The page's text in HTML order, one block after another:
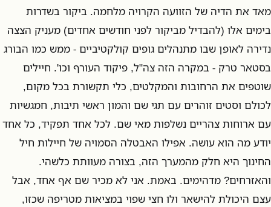
מאד את הדיה של הזוועה הקרויה מלחמה. ביקור בשדרות
בימים אלו (להבדיל מביקור לפני חודשים אחדים) מעניק הצצה
נדירה לאופן שבו מתנהלים גופים קולקטיביים - ממש כמו הבורג
בסטאר טרק - במקרה הזה צה"ל, פיקוד העורף וכו'. חיילים
שוטפים את הרחובות והמקלטים, כלי תקשורת בכל מקום,
לכולם וסטים זוהרים עם תגי שם והמון ראשי תיבות, חמגשיות
עם ארוחות צהריים נשלפות מאי שם. לכל אחד תפקיד, כל אחד
יודע מה הוא עושה. אפילו האבטלה הסמויה של חיילות חיל
החינוך היא חלק מהמערך הזה, בצורה מעוותת כלשהי.
והאזרחים? מדהימים. באמת. אני לא מכיר שם אף אחד, אבל
עצם היכולת להישאר ולו חצי שפוי במציאות מטריפה שכזו,